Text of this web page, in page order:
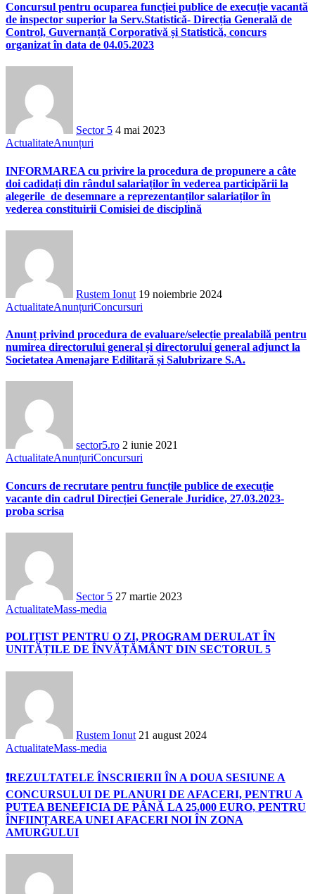
Concursul pentru ocuparea funcției publice de execuție vacantă
de inspector superior la Serv.Statistică- Direcția Generală de
Control, Guvernanță Corporativă și Statistică, concurs
organizat în data de 04.05.2023
Sector 5 4 mai 2023
ActualitateAnunțuri
INFORMAREA cu privire la procedura de propunere a câte
doi cadidați din rândul salariaților în vederea participării la
alegerile de desemnare a reprezentanților salariaților în
vederea constituirii Comisiei de disciplină
Rustem Ionut 19 noiembrie 2024
ActualitateAnunțuriConcursuri
Anunț privind procedura de evaluare/selecție prealabilă pentru
numirea directorului general și directorului general adjunct la
Societatea Amenajare Edilitară și Salubrizare S.A.
sector5.ro 2 iunie 2021
ActualitateAnunțuriConcursuri
Concurs de recrutare pentru funcțile publice de execuție
vacante din cadrul Direcției Generale Juridice, 27.03.2023-
proba scrisa
Sector 5 27 martie 2023
ActualitateMass-media
POLIȚIST PENTRU O ZI, PROGRAM DERULAT ÎN
UNITĂȚILE DE ÎNVĂȚĂMÂNT DIN SECTORUL 5
Rustem Ionut 21 august 2024
ActualitateMass-media
❗REZULTATELE ÎNSCRIERII ÎN A DOUA SESIUNE A
CONCURSULUI DE PLANURI DE AFACERI, PENTRU A
PUTEA BENEFICIA DE PÂNĂ LA 25.000 EURO, PENTRU
ÎNFIINȚAREA UNEI AFACERI NOI ÎN ZONA
AMURGULUI